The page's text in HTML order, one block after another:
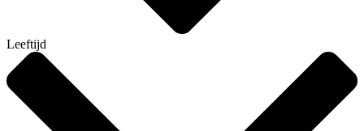
Leeftijd